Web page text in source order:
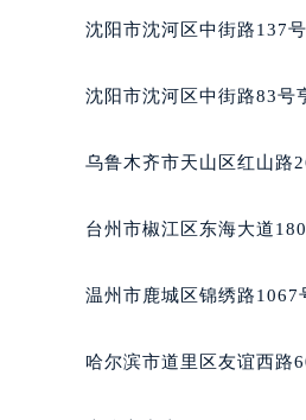
河北省保
内蒙古自
内蒙古自
内蒙古自
内蒙古自
内蒙古自
沈阳市沈河区中街路137
沈阳市沈河区中街路83号
乌鲁木齐市天山区红山路
台州市椒江区东海大道
温州市鹿城区锦绣路1067
哈尔滨市道里区友谊西路